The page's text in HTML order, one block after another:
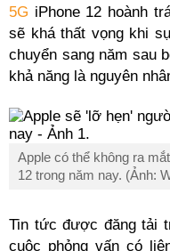
5G iPhone 12 hoành
sẽ khá thất vọng khi
chuyển sang năm sau
khả năng là nguyên
Apple có thể không ra
12 trong năm nay. (Ảnh:
Tin tức được đăng tải
cuộc phỏng vấn có